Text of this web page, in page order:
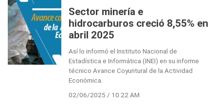
Sector minería e
hidrocarburos creció 8,55% en
abril 2025
Así lo informó el Instituto Nacional de
Estadística e Informática (INEI) en su informe
técnico Avance Coyuntural de la Actividad
Económica.
02/06/2025 / 10:22 AM